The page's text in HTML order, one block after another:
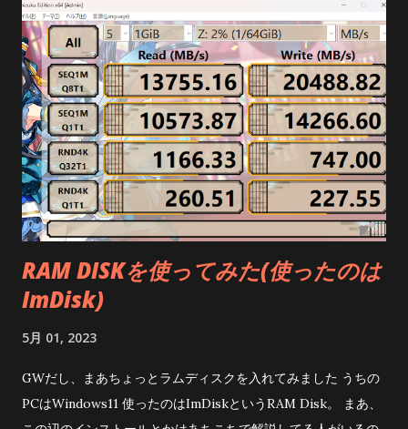
けどどう使うのよ って思ったら
//Device.BeginInvokeOnMainThread(() => //
DisplayAlert("BLE", "BluetoothがOFFになっています。
BluetoothをONにしてください。", "OK")); Dispatcher .
Dispatch(() => DisplayAlert( "BLE" , "BluetoothがOFFに
なっています。BluetoothをONにしてください。" , "OK" )); こ
れでよかった BeginInvokeOnMainThreadを
Dispatcher.Dispatchに変えれば良いだけ なんだけど、サジェ
スチョンに出してくれよ・・・
RAM DISKを使ってみた(使ったのは
ImDisk)
5月 01, 2023
GWだし、まあちょっとラムディスクを入れてみました うちの
PCはWindows11 使ったのはImDiskというRAM Disk。 まあ、